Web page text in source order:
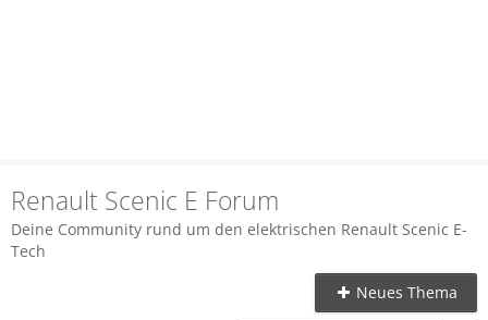
Renault Scenic E Forum
Deine Community rund um den elektrischen Renault Scenic E-
Tech
Neues Thema